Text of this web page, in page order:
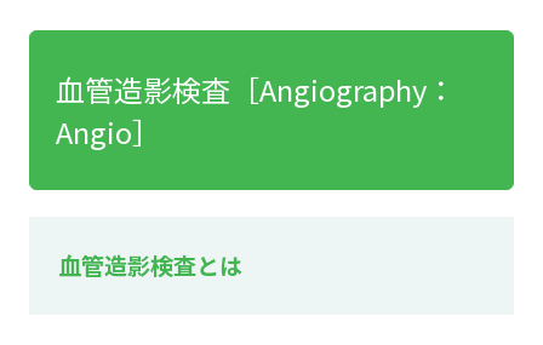
血管造影検査［Angiography：
Angio］
血管造影検査とは